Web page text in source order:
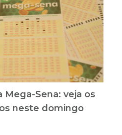
Mega-Sena: veja os
neste domingo